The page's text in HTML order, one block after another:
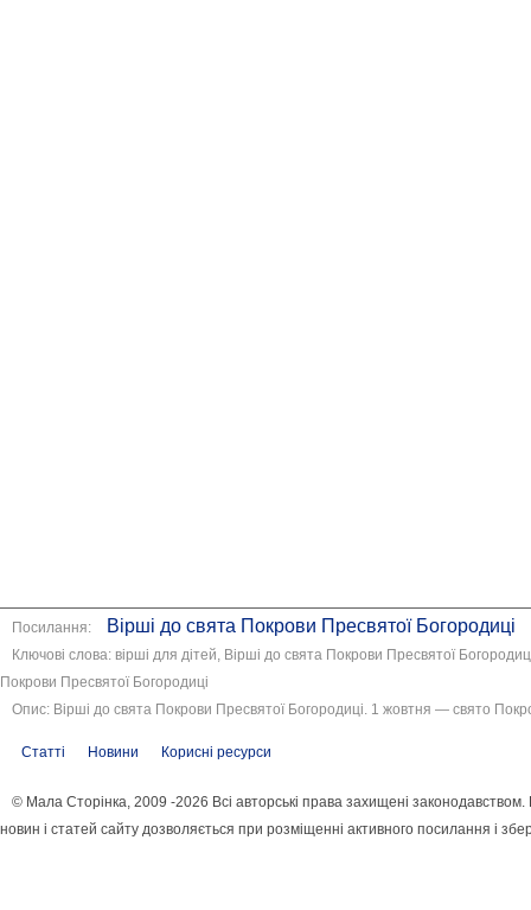
Посилання: Вірші до свята Покрови Пресвятої Богородиці
Ключові слова: вірші для дітей, Вірші до свята Покрови Пресвятої
Покрови Пресвятої Богородиці
Опис: Вірші до свята Покрови Пресвятої Богородиці. 1 жовтня — свято
Статті Новини Корисні ресурси
© Мала Сторінка, 2009 -2026 Всі авторські права захищені
новин і статей сайту дозволяється при розміщенні активного посилання і